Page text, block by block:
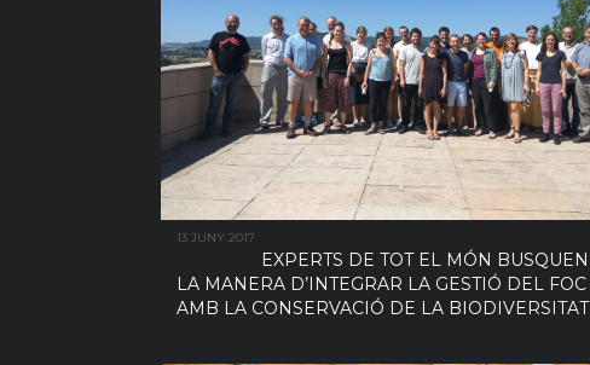
13 JUNY 2017
EXPERTS DE TOT EL MÓN BUSQUEN
LA MANERA D’INTEGRAR LA GESTIÓ DEL FOC
AMB LA CONSERVACIÓ DE LA BIODIVERSITAT